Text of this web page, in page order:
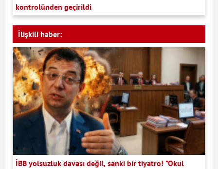
kontrolünden geçirildi
İlişkili haber:
İBB yolsuzluk davası değil, sanki bir tiyatro! "Okul